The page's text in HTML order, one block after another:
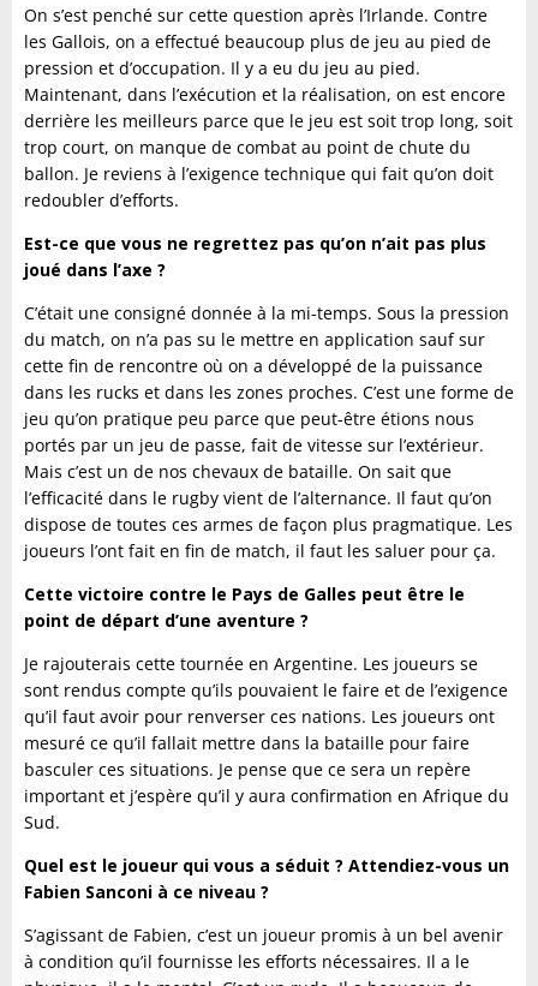
On s’est penché sur cette question après l’Irlande. Contre
les Gallois, on a effectué beaucoup plus de jeu au pied de
pression et d’occupation. Il y a eu du jeu au pied.
Maintenant, dans l’exécution et la réalisation, on est encore
derrière les meilleurs parce que le jeu est soit trop long, soit
trop court, on manque de combat au point de chute du
ballon. Je reviens à l’exigence technique qui fait qu’on doit
redoubler d’efforts.
Est-ce que vous ne regrettez pas qu’on n’ait pas plus
joué dans l’axe ?
C’était une consigné donnée à la mi-temps. Sous la pression
du match, on n’a pas su le mettre en application sauf sur
cette fin de rencontre où on a développé de la puissance
dans les rucks et dans les zones proches. C’est une forme de
jeu qu’on pratique peu parce que peut-être étions nous
portés par un jeu de passe, fait de vitesse sur l’extérieur.
Mais c’est un de nos chevaux de bataille. On sait que
l’efficacité dans le rugby vient de l’alternance. Il faut qu’on
dispose de toutes ces armes de façon plus pragmatique. Les
joueurs l’ont fait en fin de match, il faut les saluer pour ça.
Cette victoire contre le Pays de Galles peut être le
point de départ d’une aventure ?
Je rajouterais cette tournée en Argentine. Les joueurs se
sont rendus compte qu’ils pouvaient le faire et de l’exigence
qu’il faut avoir pour renverser ces nations. Les joueurs ont
mesuré ce qu’il fallait mettre dans la bataille pour faire
basculer ces situations. Je pense que ce sera un repère
important et j’espère qu’il y aura confirmation en Afrique du
Sud.
Quel est le joueur qui vous a séduit ? Attendiez-vous un
Fabien Sanconi à ce niveau ?
S’agissant de Fabien, c’est un joueur promis à un bel avenir
à condition qu’il fournisse les efforts nécessaires. Il a le